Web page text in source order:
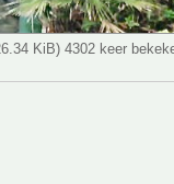
KiB) 4302 keer